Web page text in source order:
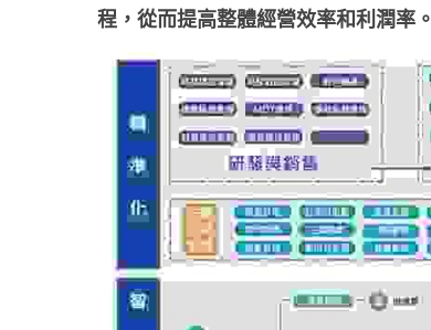
程，從而提高整體經營效率和利潤率。